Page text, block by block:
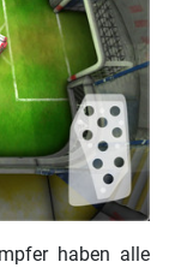
haben alle